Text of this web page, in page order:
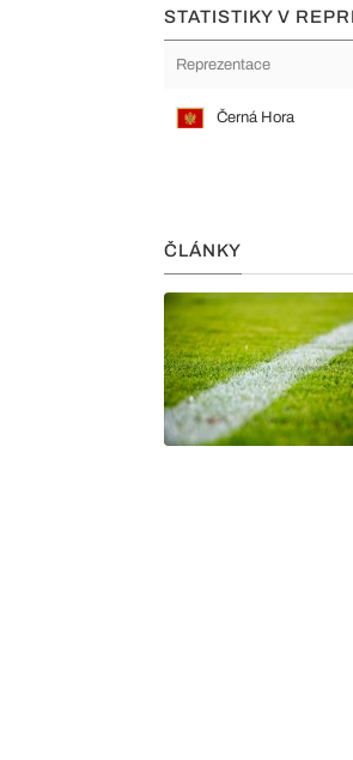
STATISTIKY V
Reprezentace
Černá Hora
ČLÁNKY